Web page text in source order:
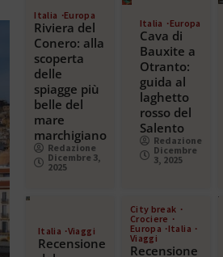
Italia Europa
Riviera del
Conero: alla
scoperta
delle
spiagge più
belle del
mare
marchigiano
Redazione
Dicembre 3,
2025
Italia Europa
Cava di
Bauxite a
Otranto:
guida al
laghetto
rosso del
Salento
Redazione
Dicembre
3, 2025
Italia Viaggi
Recensione
City break
Crociere
Europa
Italia
Viaggi
Recensione